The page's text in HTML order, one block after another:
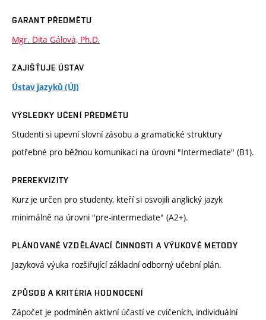
GARANT PŘEDMĚTU
Mgr. Dita Gálová, Ph.D.
ZAJIŠŤUJE ÚSTAV
Ústav jazyků (ÚJ)
VÝSLEDKY UČENÍ PŘEDMĚTU
Studenti si upevní slovní zásobu a gramatické struktury
potřebné pro běžnou komunikaci na úrovni "Intermediate" (B1).
PREREKVIZITY
Kurz je určen pro studenty, kteří si osvojili anglický jazyk
minimálně na úrovni "pre-intermediate" (A2+).
PLÁNOVANÉ VZDĚLÁVACÍ ČINNOSTI A VÝUKOVÉ METODY
Jazyková výuka rozšiřující základní odborný učební plán.
ZPŮSOB A KRITÉRIA HODNOCENÍ
Zápočet je podmíněn aktivní účastí ve cvičeních, individuální